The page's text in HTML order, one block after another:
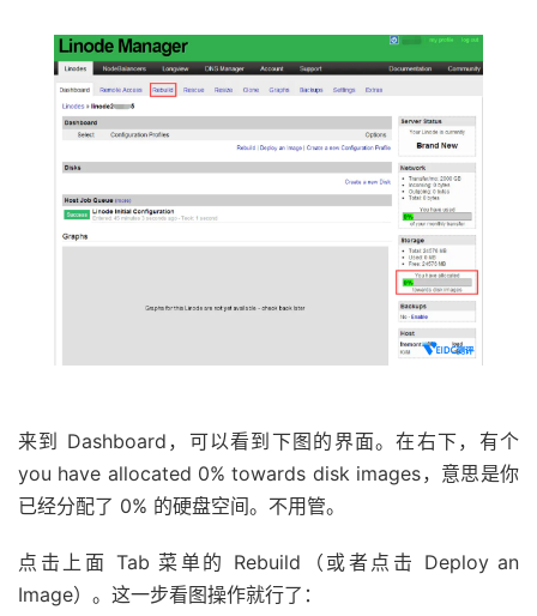
来到 Dashboard，可以看到下图的界面。在右下，有个
you have allocated 0% towards disk images，意思是你
已经分配了 0% 的硬盘空间。不用管。
点击上面 Tab 菜单的 Rebuild（或者点击 Deploy an
Image）。这一步看图操作就行了：